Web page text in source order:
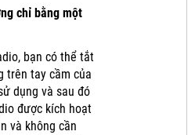
chỉ bằng một
bạn có thể tắt
trên tay cầm của
dụng và sau đó
được kích hoạt
và không cần